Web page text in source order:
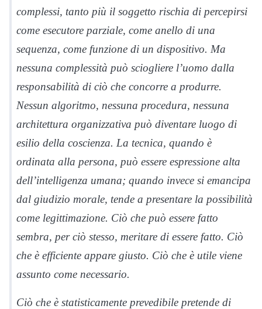
complessi, tanto più il soggetto rischia di percepirsi
come esecutore parziale, come anello di una
sequenza, come funzione di un dispositivo. Ma
nessuna complessità può sciogliere l’uomo dalla
responsabilità di ciò che concorre a produrre.
Nessun algoritmo, nessuna procedura, nessuna
architettura organizzativa può diventare luogo di
esilio della coscienza. La tecnica, quando è
ordinata alla persona, può essere espressione alta
dell’intelligenza umana; quando invece si emancipa
dal giudizio morale, tende a presentare la possibilità
come legittimazione. Ciò che può essere fatto
sembra, per ciò stesso, meritare di essere fatto. Ciò
che è efficiente appare giusto. Ciò che è utile viene
assunto come necessario.
Ciò che è statisticamente prevedibile pretende di